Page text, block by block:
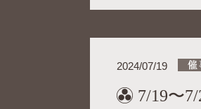
2024/07/19
7/19〜